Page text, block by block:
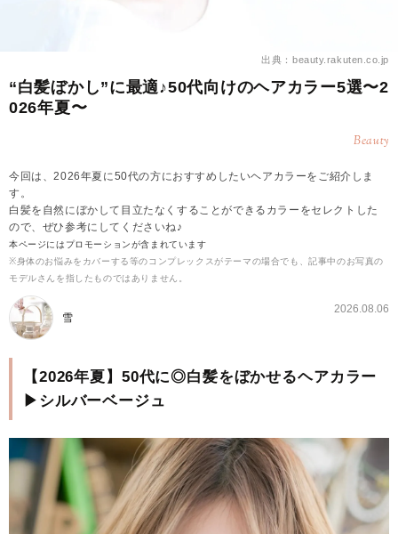
出典：beauty.rakuten.co.jp
“白髪ぼかし”に最適♪50代向けのヘアカラー5選〜2
026年夏〜
Beauty
今回は、2026年夏に50代の方におすすめしたいヘアカラーをご紹介しま
す。
白髪を自然にぼかして目立たなくすることができるカラーをセレクトした
ので、ぜひ参考にしてくださいね♪
本ページにはプロモーションが含まれています
※身体のお悩みをカバーする等のコンプレックスがテーマの場合でも、記事中のお写真の
モデルさんを指したものではありません。
雪
2026.08.06
【2026年夏】50代に◎白髪をぼかせるヘアカラー
▶シルバーベージュ